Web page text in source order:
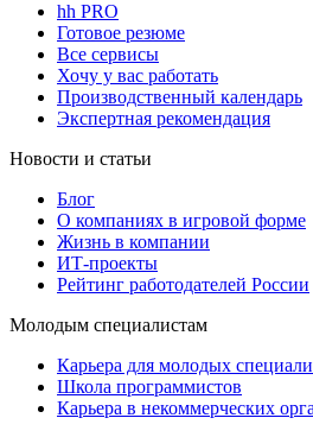
hh PRO
Готовое резюме
Все сервисы
Хочу у вас работать
Производственный календарь
Экспертная рекомендация
Новости и статьи
Блог
О компаниях в игровой форме
Жизнь в компании
ИТ-проекты
Рейтинг работодателей России
Молодым специалистам
Карьера для молодых
Школа программистов
Карьера в некоммерческих